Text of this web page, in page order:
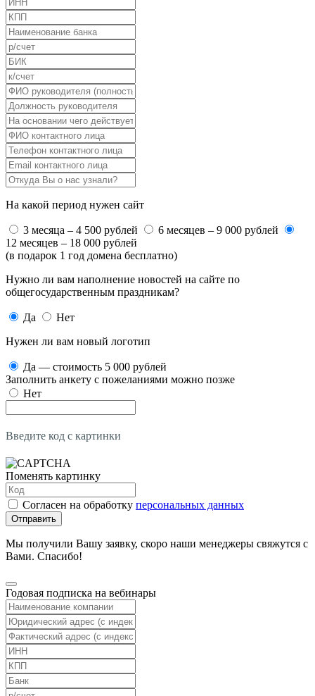
На какой период нужен сайт
3 месяца – 4 500 рублей
6 месяцев – 9 000 рублей
12 месяцев – 18 000 рублей
(в подарок 1 год домена бесплатно)
Нужно ли вам наполнение новостей на сайте по
общегосударственным праздникам?
Да
Нет
Нужен ли вам новый логотип
Да — стоимость 5 000 рублей
Заполнить анкету с пожеланиями можно позже
Нет
Введите код с картинки
Поменять картинку
Согласен на обработку персональных данных
Отправить
Мы получили Вашу заявку, скоро наши менеджеры свяжутся с
Вами. Спасибо!
Годовая подписка на вебинары